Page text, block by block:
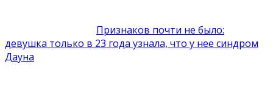
Признаков почти не было:
девушка только в 23 года узнала, что у нее синдром
Дауна